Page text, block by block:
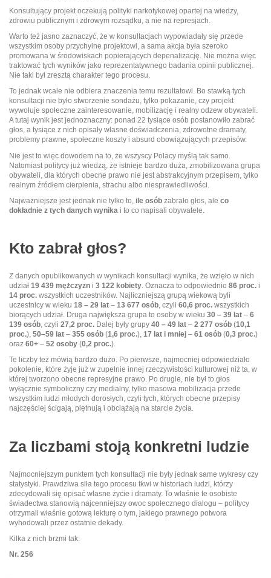
Konsultujący projekt oczekują polityki narkotykowej opartej na wiedzy,
zdrowiu publicznym i zdrowym rozsądku, a nie na represjach.
Warto też jasno zaznaczyć, że w konsultacjach wypowiadały się przede
wszystkim osoby przychylne projektowi, a sama akcja była szeroko
promowana w środowiskach popierających depenalizację. Nie można więc
traktować tych wyników jako reprezentatywnego badania opinii publicznej.
Nie taki był zresztą charakter tego procesu.
To jednak wcale nie odbiera znaczenia temu rezultatowi. Bo stawką tych
konsultacji nie było stworzenie sondażu, tylko pokazanie, czy projekt
wywołuje społeczne zainteresowanie, mobilizację i realny odzew obywateli.
A tutaj wynik jest jednoznaczny: ponad 22 tysiące osób postanowiło zabrać
głos, a tysiące z nich opisały własne doświadczenia, zdrowotne dramaty,
problemy prawne, społeczne koszty i absurd obowiązujących przepisów.
Nie jest to więc dowodem na to, że wszyscy Polacy myślą tak samo.
Natomiast politycy już wiedzą, że istnieje bardzo duża, zmobilizowana grupa
obywateli, dla których obecne prawo nie jest abstrakcyjnym przepisem, tylko
realnym źródłem cierpienia, strachu albo niesprawiedliwości.
Najważniejsze jest jednak nie tylko to, ile osób zabrało głos, ale co
dokładnie z tych danych wynika i to co napisali obywatele.
Kto zabrał głos?
Z danych opublikowanych w wynikach konsultacji wynika, że wzięło w nich
udział 19 439 mężczyzn i 3 122 kobiety. Oznacza to odpowiednio 86 proc. i
14 proc. wszystkich uczestników. Najliczniejszą grupą wiekową byli
uczestnicy w wieku 18 – 29 lat – 13 677 osób, czyli 60,6 proc. wszystkich
biorących udział. Druga największa grupa to osoby w wieku 30 – 39 lat – 6
139 osób, czyli 27,2 proc. Dalej były grupy 40 – 49 lat – 2 277 osób (10,1
proc.), 50–59 lat – 355 osób (1,6 proc.), 17 lat i mniej – 61 osób (0,3 proc.)
oraz 60+ – 52 osoby (0,2 proc.).
Te liczby też mówią bardzo dużo. Po pierwsze, najmocniej odpowiedziało
pokolenie, które żyje już w zupełnie innej rzeczywistości kulturowej niż ta, w
której tworzono obecne represyjne prawo. Po drugie, nie był to głos
wyłącznie symboliczny czy medialny, tylko masowa mobilizacja przede
wszystkim ludzi młodych dorosłych, czyli tych, których obecne przepisy
najczęściej ścigają, piętnują i obciążają na starcie życia.
Za liczbami stoją konkretni ludzie
Najmocniejszym punktem tych konsultacji nie były jednak same wykresy czy
statystyki. Prawdziwa siła tego procesu tkwi w historiach ludzi, którzy
zdecydowali się opisać własne życie i dramaty. To właśnie te osobiste
świadectwa stanowią najcenniejszy owoc społecznego dialogu – politycy
otrzymali właśnie gotową lekturę o tym, jakiego prawnego potwora
wyhodowali przez ostatnie dekady.
Kilka z nich brzmi tak:
Nr. 256